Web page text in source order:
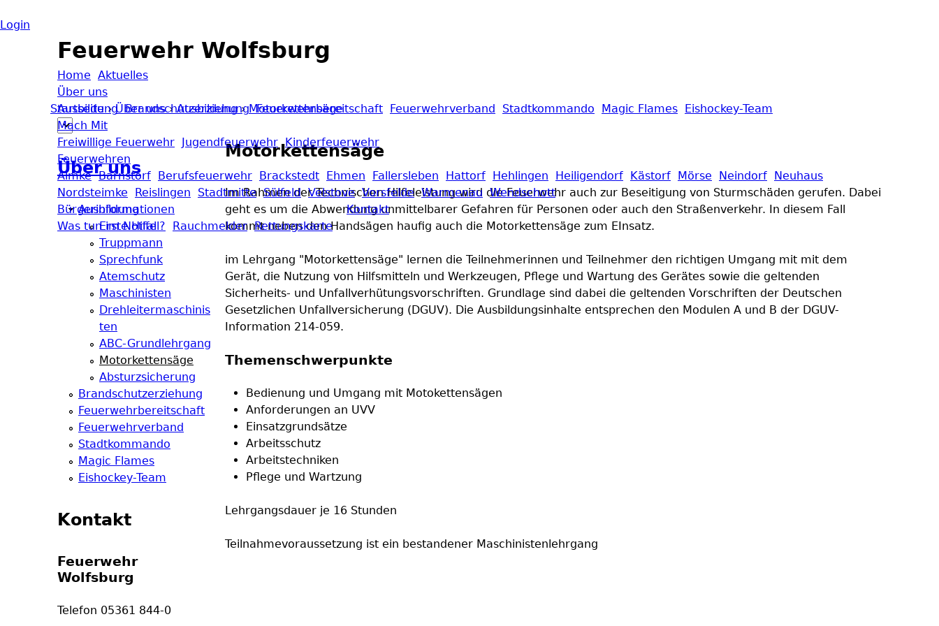
Login
Feuerwehr Wolfsburg
Home Aktuelles
Über uns
Ausbildung Brandschutzerziehung Feuerwehrbereitschaft Feuerwehrverband Stadtkommando Magic Flames Eishockey-Team
Mach Mit
Freiwillige Feuerwehr Jugendfeuerwehr Kinderfeuerwehr
Feuerwehren
Almke Barnstorf Berufsfeuerwehr Brackstedt Ehmen Fallersleben Hattorf Hehlingen Heiligendorf Kästorf Mörse Neindorf Neuhaus
Nordsteimke
Reislingen Stadtmitte Sülfeld Velstove Vorsfelde Warmenau Wendschott
Bürgerinformationen
Was tun im Notfall?
Rauchmelder Rettungskarte
Kontakt
Sie
sind
hier
Startseite›Über uns›Ausbildung›Motorkettensäge
Motorkettensäge
Im Rahmen der Technischen Hilfeleistung wird die Feuerwehr auch zur Beseitigung von Sturmschäden gerufen. Dabei
geht es um die Abwendung unmittelbarer Gefahren für Personen oder auch den Straßenverkehr. In diesem Fall
kommt neben den Handsägen haufig auch die Motorkettensäge zum EInsatz.
im Lehrgang "Motorkettensäge" lernen die Teilnehmerinnen und Teilnehmer den richtigen Umgang mit mit dem
Gerät, die Nutzung von Hilfsmitteln und Werkzeugen, Pflege und Wartung des Gerätes sowie die geltenden
Sicherheits- und Unfallverhütungsvorschriften. Grundlage sind dabei die geltenden Vorschriften der Deutschen
Gesetzlichen Unfallversicherung (DGUV). Die Ausbildungsinhalte entsprechen den Modulen A und B der DGUV-
Information 214-059.
Themenschwerpunkte
Bedienung und Umgang mit Motokettensägen
Anforderungen an UVV
Einsatzgrundsätze
Arbeitsschutz
Arbeitstechniken
Pflege und Wartzung
Lehrgangsdauer je 16 Stunden
Teilnahmevoraussetzung ist ein bestandener Maschinistenlehrgang
Über uns
Ausbildung
Erste Hilfe
Truppmann
Sprechfunk
Atemschutz
Maschinisten
Drehleitermaschinis
ten
ABC-Grundlehrgang
Motorkettensäge
Absturzsicherung
Brandschutzerziehung
Feuerwehrbereitschaft
Feuerwehrverband
Stadtkommando
Magic Flames
Eishockey-Team
Kontakt
Feuerwehr
Wolfsburg
Telefon 05361 844-0